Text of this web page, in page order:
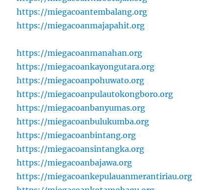
https://miegacoantembalang.org
https://miegacoanmajapahit.org
https://miegacoanmanahan.org
https://miegacoankayongutara.org
https://miegacoanpohuwato.org
https://miegacoanpulautokongboro.org
https://miegacoanbanyumas.org
https://miegacoanbulukumba.org
https://miegacoanbintang.org
https://miegacoansintangka.org
https://miegacoanbajawa.org
https://miegacoankepulauanmerantiriau.org